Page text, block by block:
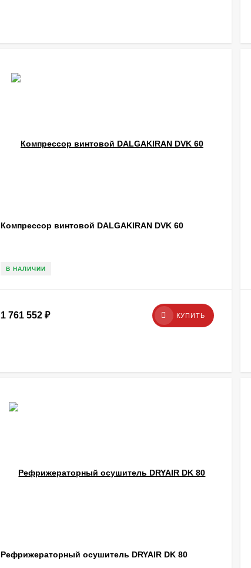
Компрессор винтовой DALGAKIRAN DVK 60
В НАЛИЧИИ
1 761 552 ₽ КУПИТЬ
Рефрижераторный осушитель DRYAIR DK 80